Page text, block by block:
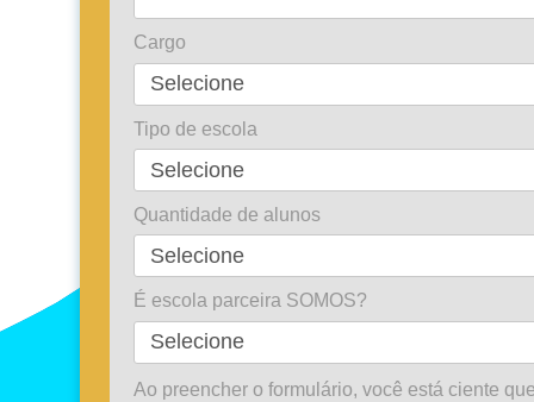
Cargo
Tipo de escola
Quantidade de alunos
É escola parceira SOMOS?
Ao preencher o formulário, você está ciente